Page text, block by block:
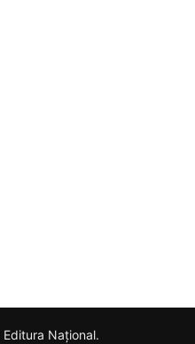
Editura Național.